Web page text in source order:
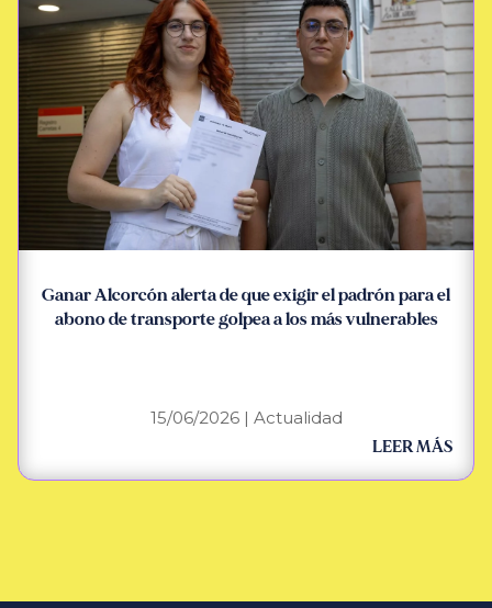
Ganar Alcorcón alerta de que exigir el padrón para el
abono de transporte golpea a los más vulnerables
15/06/2026| Actualidad
LEER MÁS